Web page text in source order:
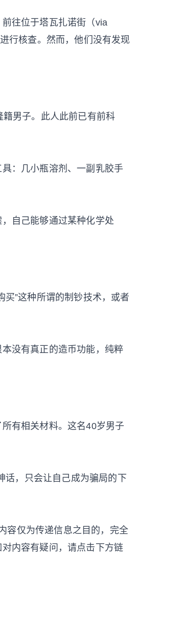
往位于塔瓦扎诺街（via
行核查。然而，他们没有发现
男子。此人此前已有前科
：几小瓶溶剂、一副乳胶手
自己能够通过某种化学处
”这种所谓的制钞技术，或者
没有真正的造币功能，纯粹
有相关材料。这名40岁男子
话，只会让自己成为骗局的下
仅为传递信息之目的，完全
内容有疑问，请点击下方链